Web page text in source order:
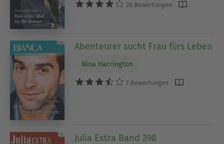
28 Bewertungen
Abenteurer sucht Frau fürs Leben
Nina Harrington
7 Bewertungen
Julia Extra Band 398